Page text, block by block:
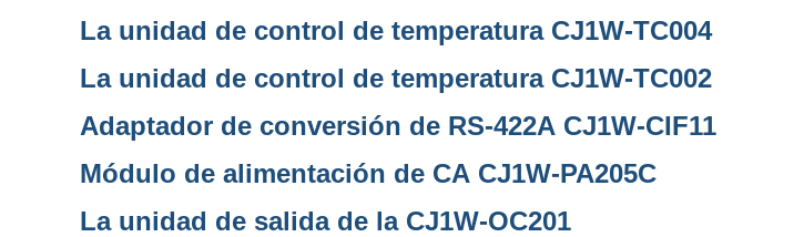
La unidad de control de temperatura CJ1W-TC004
La unidad de control de temperatura CJ1W-TC002
Adaptador de conversión de RS-422A CJ1W-CIF11
Módulo de alimentación de CA CJ1W-PA205C
La unidad de salida de la CJ1W-OC201